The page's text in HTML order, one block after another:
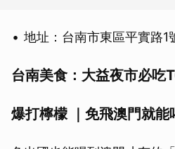
地址：台南市東區平實路1
台南美食：大益夜市必吃
爆打檸檬 ｜免飛澳門就能